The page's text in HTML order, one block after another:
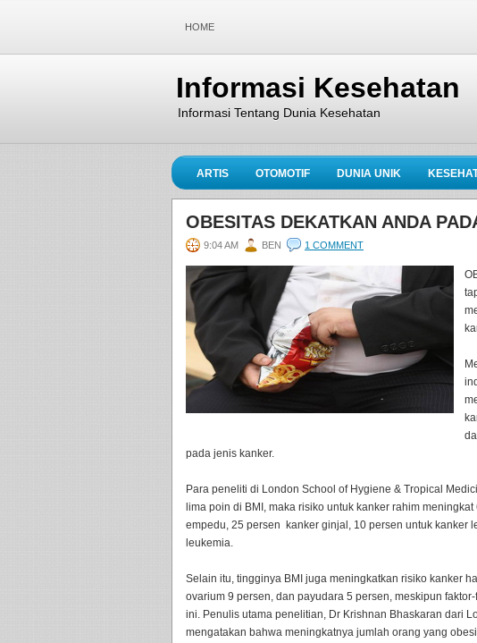
HOME
Informasi Kesehatan
Informasi Tentang Dunia Kesehatan
ARTIS OTOMOTIF DUNIA UNIK
OBESITAS DEKATKAN ANDA
9:04 AM BEN 1 COMMENT
pada jenis kanker.
Para peneliti di London School of Hygiene & Tropical
lima poin di BMI, maka risiko untuk kanker rahim
empedu, 25 persen kanker ginjal, 10 persen untuk kanker
leukemia.
Selain itu, tingginya BMI juga meningkatkan risiko kanker
ovarium 9 persen, dan payudara 5 persen, meskipun
ini. Penulis utama penelitian, Dr Krishnan Bhaskaran dari
mengatakan bahwa meningkatnya jumlah orang yang